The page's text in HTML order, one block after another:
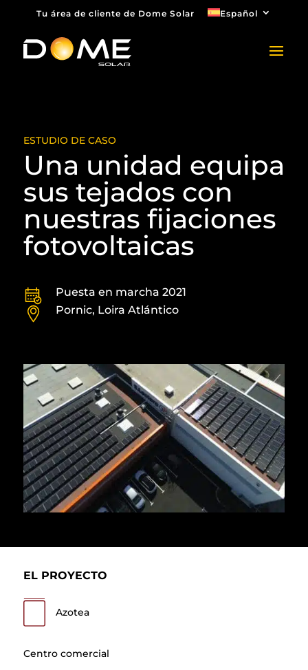
Tu área de cliente de Dome Solar Español
ESTUDIO DE CASO
Una unidad equipa
sus tejados con
nuestras fijaciones
fotovoltaicas
Puesta en marcha 2021
Pornic, Loira Atlántico
EL PROYECTO
Azotea
Centro comercial